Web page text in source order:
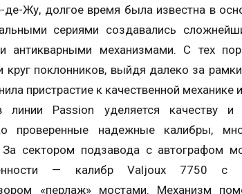
де-Жу, долгое время была известна в
сериями создавались
антикварными механизмами. С тех
поклонников, выйдя далеко за
пристрастие к качественной механике
Passion уделяется качеству и
проверенные надежные калибры,
За сектором подзавода с автографом
— калибр Valjoux 7750 с
«перлаж» мостами. Механизм